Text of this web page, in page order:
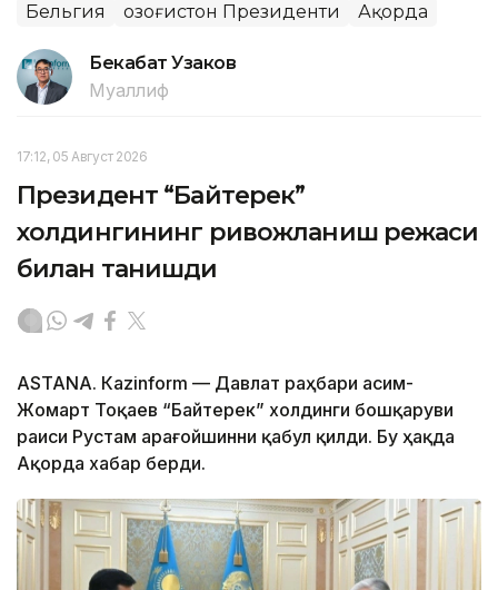
Бельгия Қозоғистон Президенти Ақорда
Бекабат Узаков
Муаллиф
17:12, 05 Август 2026
Президент “Байтерек”
холдингининг ривожланиш режаси
билан танишди
ASTANА. Каzinform — Давлат раҳбари Қасим-
Жомарт Тоқаев “Байтерек” холдинги бошқаруви
раиси Рустам Қарағойшинни қабул қилди. Бу ҳақда
Ақорда хабар берди.